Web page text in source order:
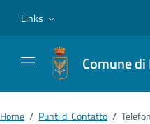
Links
Comune
Home / Punti di Contatto /